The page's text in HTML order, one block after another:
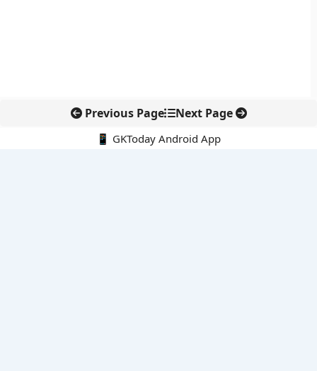
Previous Page Next Page
📱 GKToday Android App